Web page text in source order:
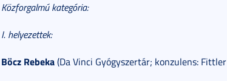
Közforgalmú kategória:
I. helyezettek:
Böcz Rebeka(Da Vinci Gyógyszertár; konzulens: